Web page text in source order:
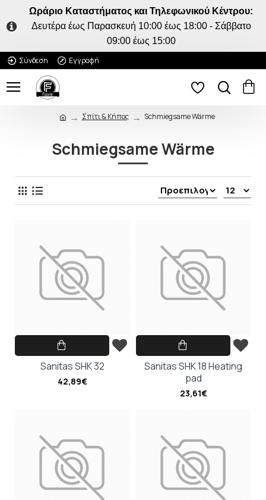
Ωράριο Καταστήματος και Τηλεφωνικού Κέντρου:
Δευτέρα έως Παρασκευή 10:00 έως 18:00 - Σάββατο
09:00 έως 15:00
Σύνδεση
Εγγραφή
Σπίτι & Κήπος Schmiegsame Wärme
Schmiegsame Wärme
Sanitas SHK 32
42,89€
Sanitas SHK 18 Heating
pad
23,61€